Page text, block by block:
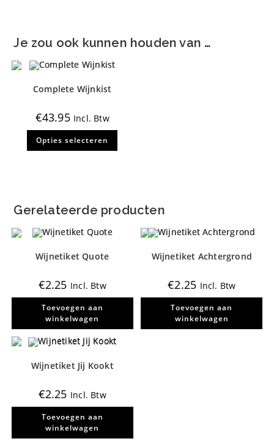
Je zou ook kunnen houden van …
Complete Wijnkist
€43.95 Incl. Btw
Opties selecteren
Dit
heeft
worden
productpagina
Gerelateerde producten
Wijnetiket Quote
€2.25 Incl. Btw
Toevoegen aan
winkelwagen
Wijnetiket Achtergrond
€2.25 Incl. Btw
Toevoegen aan
winkelwagen
Wijnetiket Jij Kookt
€2.25 Incl. Btw
Toevoegen aan
winkelwagen